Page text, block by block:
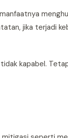
jika terjadi
kapabel.